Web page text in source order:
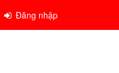
Đăng nhập